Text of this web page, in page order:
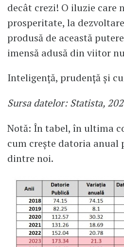
decât crezi! O iluzie care
prosperitate, la
produsă de această
imensă adusă din viitor
Inteligență, prudență și
Sursa datelor: Statista,
Notă: În tabel, în ultima
cum crește datoria anual
dintre noi.